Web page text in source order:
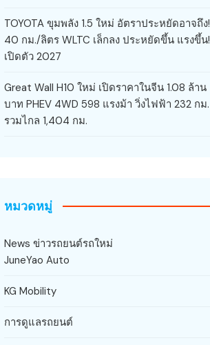
TOYOTA ขุมพลัง 1.5 ใหม่ อัตราประหยัดอาจถึง!
40 กม./ลิตร WLTC เล็กลง ประหยัดขึ้น แรงขึ้น!
เปิดตัว 2027
Great Wall H10 ใหม่ เปิดราคาในจีน 1.08 ล้าน
บาท PHEV 4WD 598 แรงม้า วิ่งไฟฟ้า 232 กม.
รวมไกล 1,404 กม.
หมวดหมู่
News ข่าวรถยนต์รถใหม่
JuneYao Auto
KG Mobility
การดูแลรถยนต์